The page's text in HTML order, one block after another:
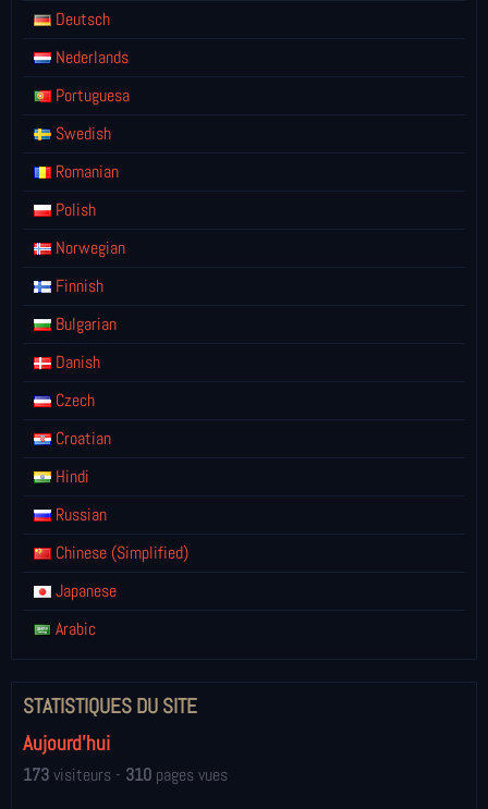
Deutsch
Nederlands
Portuguesa
Swedish
Romanian
Polish
Norwegian
Finnish
Bulgarian
Danish
Czech
Croatian
Hindi
Russian
Chinese (Simplified)
Japanese
Arabic
STATISTIQUES DU SITE
Aujourd'hui
173visiteurs - 310 pages vues